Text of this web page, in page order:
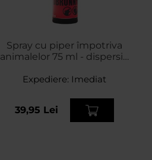
Spray cu piper împotriva
animalelor 75 ml - dispersie
Expediere: Imediat
39,95 Lei